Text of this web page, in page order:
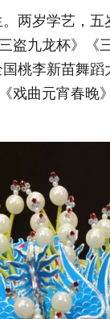
两岁学艺，
盗九龙杯》《
桃李新苗舞
戏曲元宵春